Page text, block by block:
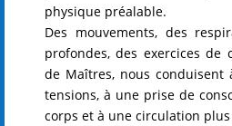
physique préalable.
Des mouvements, des
profondes, des exercices de
de Maîtres, nous conduisent
tensions, à une prise de
corps et à une circulation plus